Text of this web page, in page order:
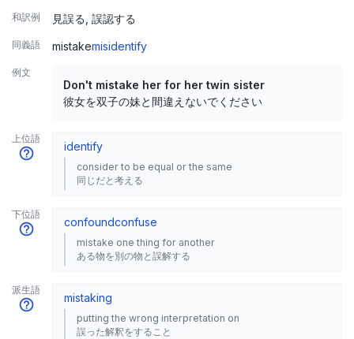
和訳例 見誤る 誤認する
同義語 mistakemisidentify
例文
Don't mistake her for her twin sister
彼女を双子の妹と間違えないでください
上位語
identify
consider to be equal or the same
同じだと考える
下位語
confoundconfuse
mistake one thing for another
ある物を別の物と誤解する
派生語
mistaking
putting the wrong interpretation on
誤った解釈をすること